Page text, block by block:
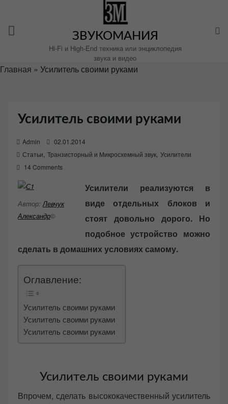
содержимому
ЗВУКОМАНИЯ
Hi-Fi и High-End техника или энциклопедия
звука и видео
Главная » Усилитель своими руками
Усилитель своими руками
Admin
o
s
d
o
02.01.2014
Статьи Транзисторный и Микросхемный звук Усилители
14 Comments
Автор:Левчук
Александр©
Усилители реализуются в
виде отдельных блоков и
стоят довольно дорого. Но
подобное устройство можно
сделать в домашних условиях самому.
Оглавление:
Усилитель своими руками
Усилитель своими руками
Усилитель своими руками
Усилитель своими руками
Впрочем, сделать высококачественный усилитель